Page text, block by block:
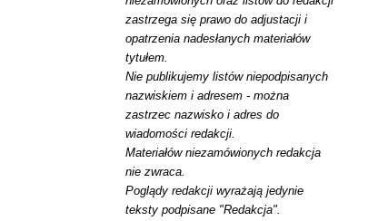
zastrzega się prawo do adjustacji i
opatrzenia nadesłanych materiałów
tytułem.
Nie publikujemy listów niepodpisanych
nazwiskiem i adresem - można
zastrzec nazwisko i adres do
wiadomości redakcji.
Materiałów niezamówionych redakcja
nie zwraca.
Poglądy redakcji wyrażają jedynie
teksty podpisane "Redakcja".